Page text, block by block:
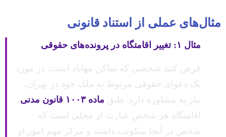
مثال‌های عملی از استناد قانونی
مثال ۱: تغییر اقامتگاه در پرونده‌های حقوقی
فرض کنید شخصی که ساکن مهاباد است، در مورد
یک دعوای حقوقی مربوط به ملک خود در تهران،
نیاز به مشاوره دارد. طبق ماده ۱۰۰۳ قانون مدنی
،
اقامتگاه هر شخص عبارت از محلی است که
شخص در آنجا سکونت داشته و مرکز مهم امور او